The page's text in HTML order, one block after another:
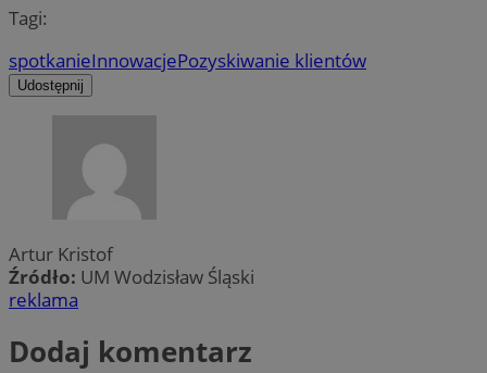
Tagi:
spotkanieInnowacjePozyskiwanie klientów
Udostępnij
Artur Kristof
Źródło: UM Wodzisław Śląski
reklama
Dodaj komentarz